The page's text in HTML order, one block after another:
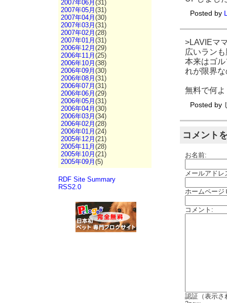
2007年06月 (31)
2007年05月 (31)
2007年04月 (30)
2007年03月 (31)
2007年02月 (28)
2007年01月 (31)
2006年12月 (29)
2006年11月 (25)
2006年10月 (38)
2006年09月 (30)
2006年08月 (31)
2006年07月 (31)
2006年06月 (29)
2006年05月 (31)
2006年04月 (30)
2006年03月 (34)
2006年02月 (28)
2006年01月 (24)
2005年12月 (21)
2005年11月 (28)
2005年10月 (21)
2005年09月 (5)
RDF Site Summary
RSS2.0
Posted by
>LAVIEマ
広いラン
本来はゴ
れが限界
無料で何
Posted by
コメント
お名前:
メールアド
ホームページ
コメント:
認証（表示さ